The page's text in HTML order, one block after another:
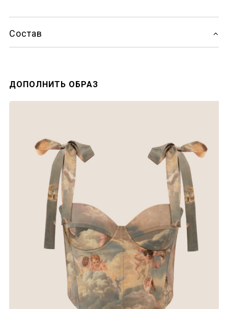
Состав
ДОПОЛНИТЬ ОБРАЗ